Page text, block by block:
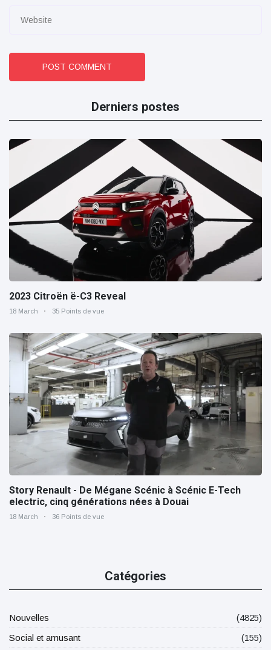
POST COMMENT
Derniers postes
2023 Citroën ë-C3 Reveal
18 March 35 Points de vue
Story Renault - De Mégane Scénic à Scénic E-Tech
electric, cinq générations nées à Douai
18 March 36 Points de vue
Catégories
Nouvelles
(4825)
Social et amusant
(155)